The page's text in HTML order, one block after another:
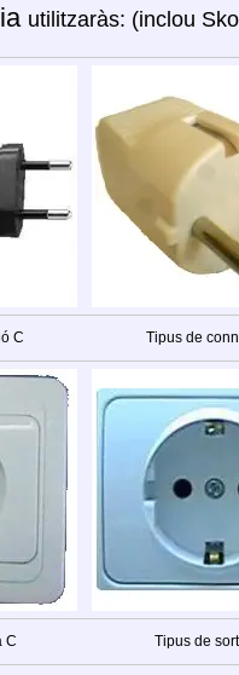
utilitzaràs: (inclou
C Tipus de
C Tipus de